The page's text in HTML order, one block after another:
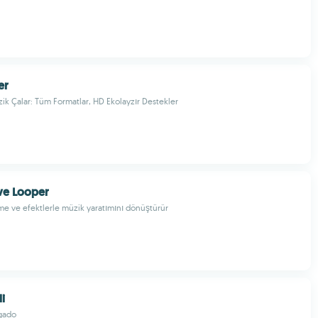
Çalar: Tüm Formatlar, HD Ekolayzır Destekler
Looper
ve efektlerle müzik yaratımını dönüştürür